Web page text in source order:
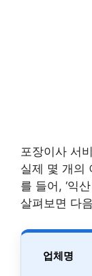
포장이사 서
실제 몇 개의
를 들어, ‘익
살펴보면 다
업체명